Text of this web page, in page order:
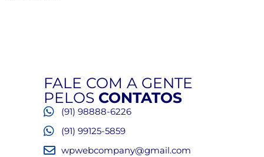
FALE COM A GENTE
PELOS CONTATOS
(91) 98888-6226
(91) 99125-5859
wpwebcompany@gmail.com